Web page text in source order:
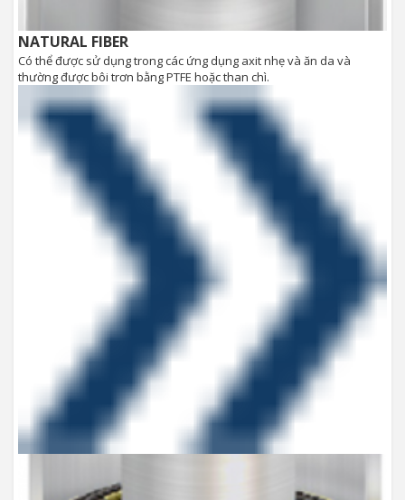
NATURAL FIBER
Có thể được sử dụng trong các ứng dụng axit nhẹ và ăn da và
thường được bôi trơn bằng PTFE hoặc than chì.